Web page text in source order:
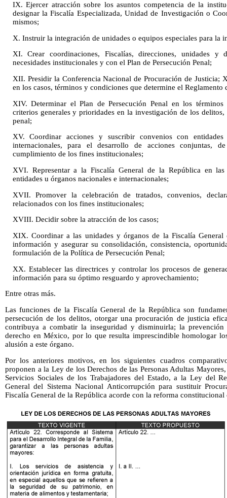
IX. Ejercer atracción sobre los asuntos competencia de la
designar la Fiscalía Especializada, Unidad de Investigación o
mismos;
X. Instruir la integración de unidades o equipos especiales para la
XI. Crear coordinaciones, Fiscalías, direcciones, unidades y
necesidades institucionales y con el Plan de Persecución Penal;
XII. Presidir la Conferencia Nacional de Procuración de Justicia;
en los casos, términos y condiciones que determine el Reglamento
XIV. Determinar el Plan de Persecución Penal en los
criterios generales y prioridades en la investigación de los
penal;
XV. Coordinar acciones y suscribir convenios con
internacionales, para el desarrollo de acciones conjuntas,
cumplimiento de los fines institucionales;
XVI. Representar a la Fiscalía General de la República en las
entidades u órganos nacionales e internacionales;
XVII. Promover la celebración de tratados, convenios,
relacionados con los fines institucionales;
XVIII. Decidir sobre la atracción de los casos;
XIX. Coordinar a las unidades y órganos de la Fiscalía
información y asegurar su consolidación, consistencia,
formulación de la Política de Persecución Penal;
XX. Establecer las directrices y controlar los procesos de
información para su óptimo resguardo y aprovechamiento;
Entre otras más.
Las funciones de la Fiscalía General de la República son
persecución de los delitos, otorgar una procuración de justicia
contribuya a combatir la inseguridad y disminuirla; la
derecho en México, por lo que resulta imprescindible homologar
alusión a este órgano.
Por los anteriores motivos, en los siguientes cuadros
proponen a la Ley de los Derechos de las Personas Adultas
Servicios Sociales de los Trabajadores del Estado, a la Ley del
General del Sistema Nacional Anticorrupción para sustituir
Fiscalía General de la República acorde con la reforma constitucional